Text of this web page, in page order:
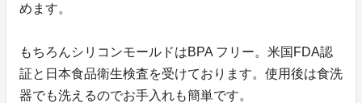
めます。
もちろんシリコンモールドはBPA フリー。米国FDA認
証と日本食品衛生検査を受けております。使用後は食洗
器でも洗えるのでお手入れも簡単です。